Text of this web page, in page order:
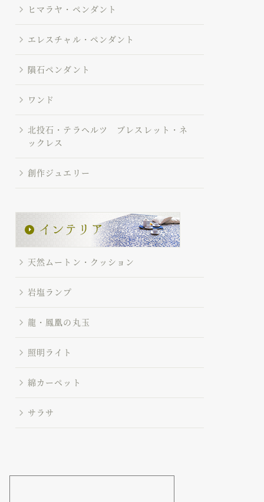
ヒマラヤ・ペンダント
エレスチャル・ペンダント
隕石ペンダント
ワンド
北投石・テラヘルツ ブレスレット・ネ
ックレス
創作ジュエリー
天然ムートン・クッション
岩塩ランプ
龍・鳳凰の丸玉
照明ライト
綿カーペット
サラサ